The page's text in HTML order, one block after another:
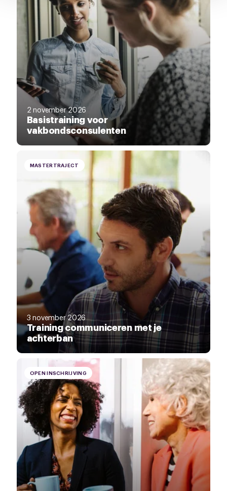
2 november 2026
Basistraining voor
vakbondsconsulenten
MASTERTRAJECT
3 november 2026
Training communiceren met je
achterban
OPEN INSCHRIJVING